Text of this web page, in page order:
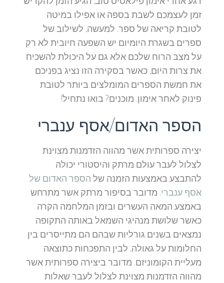
זמן לעצמכם לשבת בספה או אפילו במיטה
לטובת קריאה של ספר. למעשה, לשילוב של
ספרים בשגרת היומיום יש השפעה חיובית לא רק
על מצב הרוח שלכם אלא גם על היכולת להשכיח
את צרות היום, כאשר בסקירה הזו נציג בפניכם
את חמשת הספרים המומלצים ביותר לטובת
פינוק לאחר אימון. מוכנים? בואו נתחיל!
הספר האדום/אסף ענברי
יצירה ספרותית אשר מהווה הזדמנות מצוינת
לצלול לעבר עולם מרתק והיסטורי יכולה
להתבצע באמצעות הזמנה של הספר האדום של
אסף ענברי. מדובר בסיפור מרתק אשר מתרחש
באמצע המאה העשרים ובזמן המלחמה הקרה
כאשר שלושת מנהיגי השמאל באותה התקופה
נמצאים בשנים גורליות שבהם הם מתייסרים בין
החלומות על גאולה, לבין התפכחות כתוצאה
מעליית הקומוניזם. מדובר ביצירה ספרותית אשר
מהווה הזדמנות מצוינת לצלול לעבר שאלות